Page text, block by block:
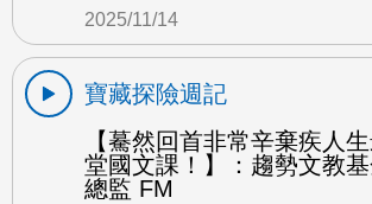
2025/11/14
寶藏探險週記
【驀然回首非常辛棄疾人
堂國文課！】：趨勢文教
總監 FM